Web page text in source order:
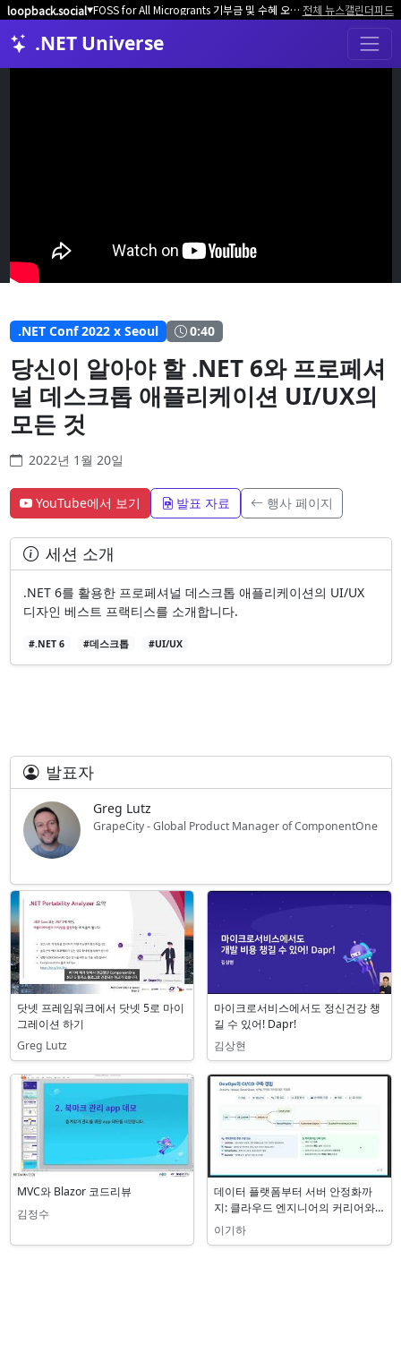
loopback.social▼ FOSS for All Microgrants 기부금 및 수혜 오픈소스 프로젝트/커뮤니티 모집 전체 뉴스캘린더피드
.NET Universe
.NET Conf 2022 x Seoul 0:40
당신이 알아야 할 .NET 6와 프로페셔
널 데스크톱 애플리케이션 UI/UX의
모든 것
2022년 1월 20일
YouTube에서 보기 발표 자료 행사 페이지
세션 소개
.NET 6를 활용한 프로페셔널 데스크톱 애플리케이션의 UI/UX
디자인 베스트 프랙티스를 소개합니다.
#.NET 6 #데스크톱 #UI/UX
발표자
Greg Lutz
GrapeCity - Global Product Manager of ComponentOne
관련 세션
닷넷 프레임워크에서 닷넷 5로 마이
그레이션 하기
Greg Lutz
마이크로서비스에서도 정신건강 챙
길 수 있어! Dapr!
김상현
MVC와 Blazor 코드리뷰
김정수
데이터 플랫폼부터 서버 안정화까
지: 클라우드 엔지니어의 커리어와
DevOps
이기하